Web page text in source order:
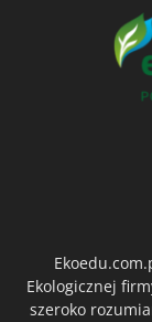
Ekologicznej
szeroko